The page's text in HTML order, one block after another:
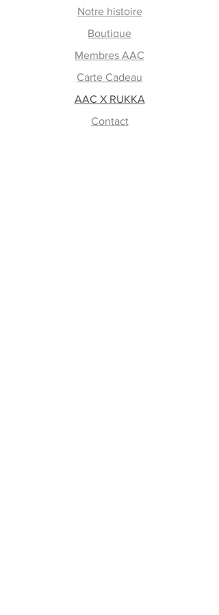
Notre histoire
Boutique
Membres AAC
Carte Cadeau
AAC X RUKKA
Contact